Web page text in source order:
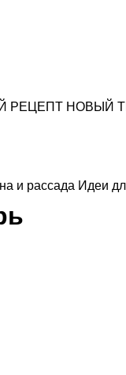
РЕЦЕПТ НОВЫЙ
и рассада Идеи